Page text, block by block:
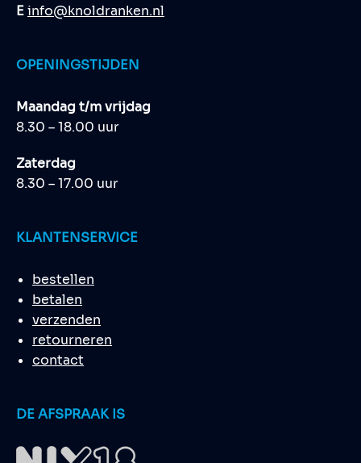
Einfo@knoldranken.nl
OPENINGSTIJDEN
Maandag t/m vrijdag
8.30 – 18.00 uur
Zaterdag
8.30 – 17.00 uur
KLANTENSERVICE
bestellen
betalen
verzenden
retourneren
contact
DE AFSPRAAK IS